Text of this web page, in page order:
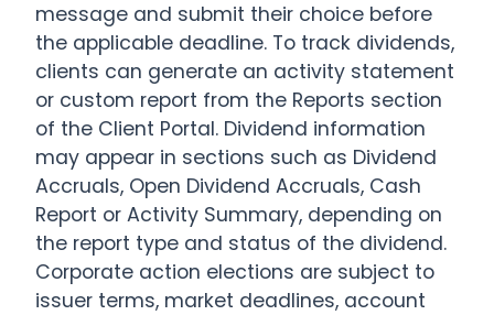
message and submit their choice before
the applicable deadline. To track dividends,
clients can generate an activity statement
or custom report from the Reports section
of the Client Portal. Dividend information
may appear in sections such as Dividend
Accruals, Open Dividend Accruals, Cash
Report or Activity Summary, depending on
the report type and status of the dividend.
Corporate action elections are subject to
issuer terms, market deadlines, account